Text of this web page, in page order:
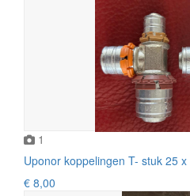
1
Uponor koppelingen T- stuk 25
€ 8,00